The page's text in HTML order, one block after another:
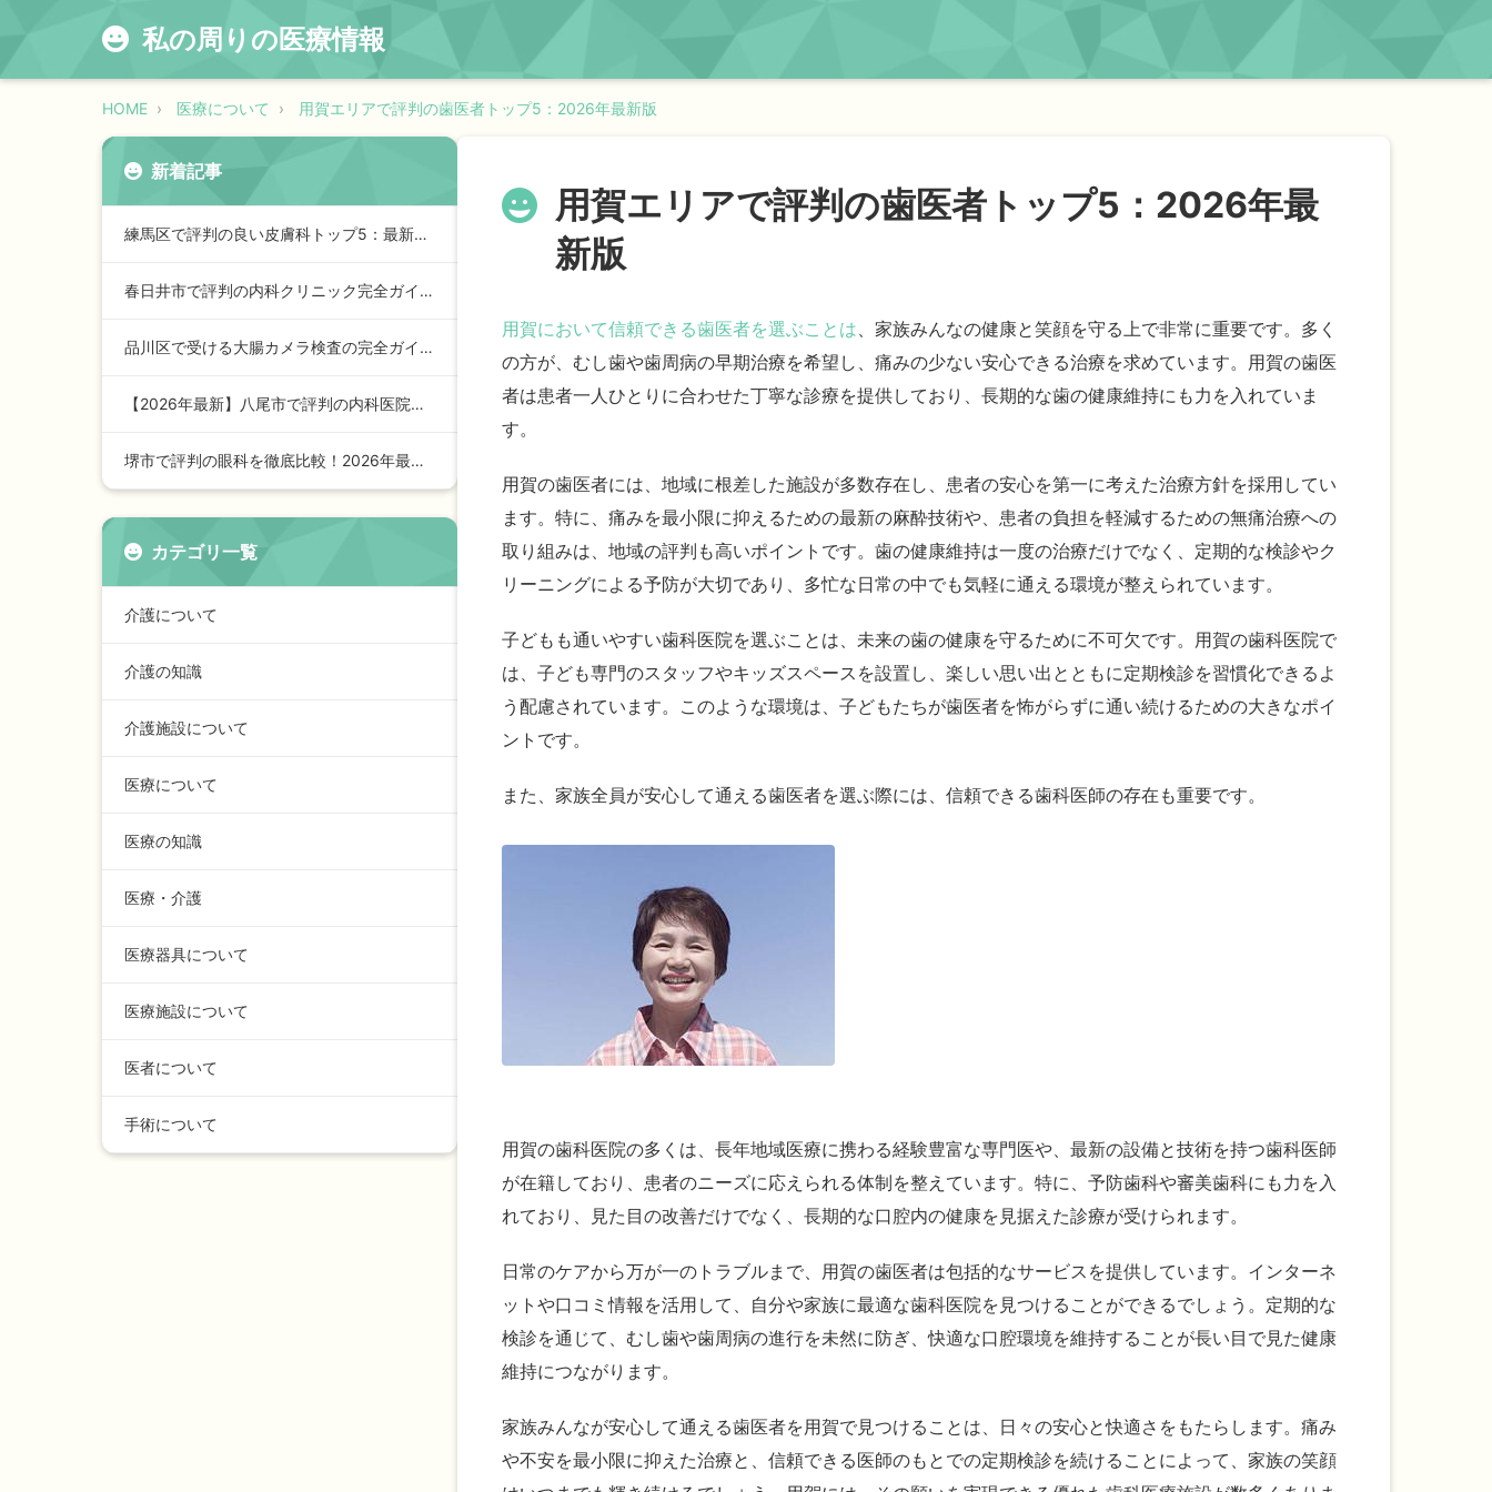
私の周りの医療情報
HOME 医療について 用賀エリアで評判の歯医者トップ5：2026年最新版
用賀エリアで評判の歯医者トップ5：2026年最
新版
用賀において信頼できる歯医者を選ぶことは、家族みんなの健康と笑顔を守る上で非常に重要です。多く
の方が、むし歯や歯周病の早期治療を希望し、痛みの少ない安心できる治療を求めています。用賀の歯医
者は患者一人ひとりに合わせた丁寧な診療を提供しており、長期的な歯の健康維持にも力を入れていま
す。
用賀の歯医者には、地域に根差した施設が多数存在し、患者の安心を第一に考えた治療方針を採用してい
ます。特に、痛みを最小限に抑えるための最新の麻酔技術や、患者の負担を軽減するための無痛治療への
取り組みは、地域の評判も高いポイントです。歯の健康維持は一度の治療だけでなく、定期的な検診やク
リーニングによる予防が大切であり、多忙な日常の中でも気軽に通える環境が整えられています。
子どもも通いやすい歯科医院を選ぶことは、未来の歯の健康を守るために不可欠です。用賀の歯科医院で
は、子ども専門のスタッフやキッズスペースを設置し、楽しい思い出とともに定期検診を習慣化できるよ
う配慮されています。このような環境は、子どもたちが歯医者を怖がらずに通い続けるための大きなポイ
ントです。
また、家族全員が安心して通える歯医者を選ぶ際には、信頼できる歯科医師の存在も重要です。
用賀の歯科医院の多くは、長年地域医療に携わる経験豊富な専門医や、最新の設備と技術を持つ歯科医師
が在籍しており、患者のニーズに応えられる体制を整えています。特に、予防歯科や審美歯科にも力を入
れており、見た目の改善だけでなく、長期的な口腔内の健康を見据えた診療が受けられます。
日常のケアから万が一のトラブルまで、用賀の歯医者は包括的なサービスを提供しています。インターネ
ットや口コミ情報を活用して、自分や家族に最適な歯科医院を見つけることができるでしょう。定期的な
検診を通じて、むし歯や歯周病の進行を未然に防ぎ、快適な口腔環境を維持することが長い目で見た健康
維持につながります。
家族みんなが安心して通える歯医者を用賀で見つけることは、日々の安心と快適さをもたらします。痛み
や不安を最小限に抑えた治療と、信頼できる医師のもとでの定期検診を続けることによって、家族の笑顔
新着記事
練馬区で評判の良い皮膚科トップ5：最新2026年版ガイド
春日井市で評判の内科クリニック完全ガイド【2024年最新版】…
品川区で受ける大腸カメラ検査の完全ガイド【2026年最新版】
【2026年最新】八尾市で評判の内科医院トップガイド：安心の…
堺市で評判の眼科を徹底比較！2026年最新ランキングと選び方…
カテゴリ一覧
介護について
介護の知識
介護施設について
医療について
医療の知識
医療・介護
医療器具について
医療施設について
医者について
手術について